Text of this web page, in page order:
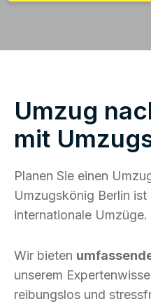
Umzug
mit
Planen Sie einen
Umzugskönig Berlin ist
internationale Umzüge.
Wir bieten
unserem
reibungslos und